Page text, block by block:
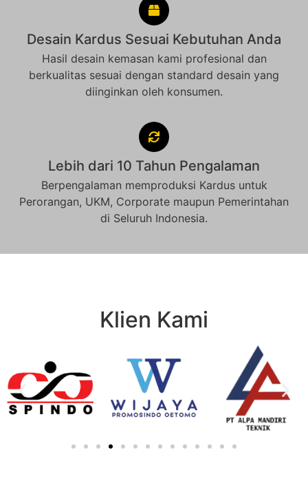
Desain Kardus Sesuai Kebutuhan Anda
Hasil desain kemasan kami profesional dan
berkualitas sesuai dengan standard desain yang
diinginkan oleh konsumen.
Lebih dari 10 Tahun Pengalaman
Berpengalaman memproduksi Kardus untuk
Perorangan, UKM, Corporate maupun Pemerintahan
di Seluruh Indonesia.
Klien Kami